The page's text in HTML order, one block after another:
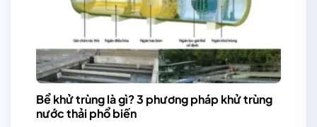
Bể khử trùng là gì? 3 phương pháp khử trùng
nước thải phổ biến